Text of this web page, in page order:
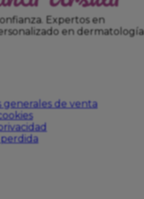
Expertos en
en dermatología
generales de venta